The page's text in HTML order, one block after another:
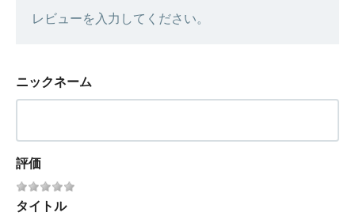
レビューを入力してください。
ニックネーム
評価
タイトル